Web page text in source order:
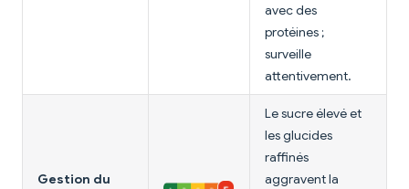
avec des
protéines ;
surveille
attentivement.
Gestion du
Le sucre élevé et
les glucides
raffinés
aggravent la